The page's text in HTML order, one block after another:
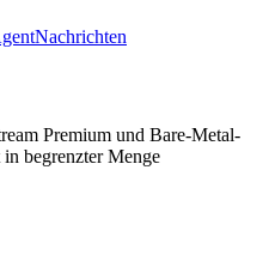
Nachrichten
Premium und Bare-Metal-
begrenzter Menge